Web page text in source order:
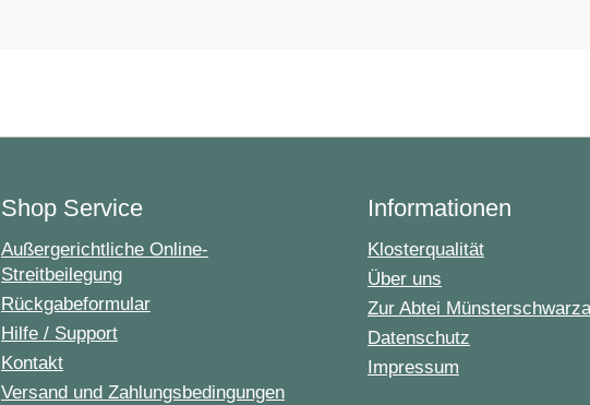
Shop Service
Außergerichtliche Online-
Streitbeilegung
Rückgabeformular
Hilfe / Support
Kontakt
Versand und Zahlungsbedingungen
Informationen
Klosterqualität
Über uns
Zur Abtei
Datenschutz
Impressum